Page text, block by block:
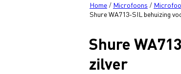
Home / Microfoons /
Shure WA713-SIL behuizing
Shure
zilver